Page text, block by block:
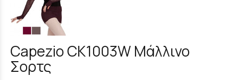
Capezio CK1003W Μάλλινο
Σορτς